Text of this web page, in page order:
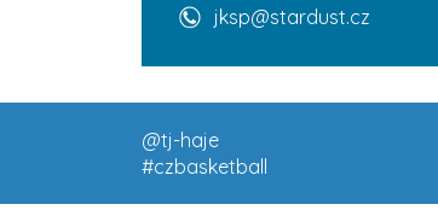
jksp@stardust.cz
@tj-haje
#czbasketball